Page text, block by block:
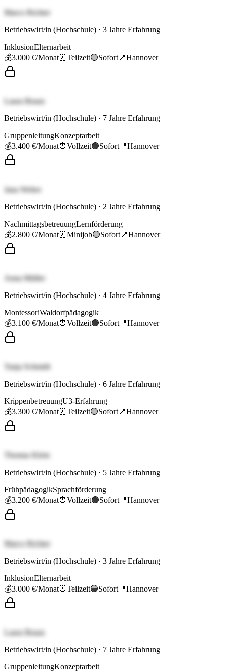
Marco Richter
Betriebswirt/in (Hochschule) · 3 Jahre Erfahrung
InklusionElternarbeit
💰3.000 €/Monat⏰Teilzeit🟢Sofort 📍Hannover
Laura Braun
Betriebswirt/in (Hochschule) · 7 Jahre Erfahrung
GruppenleitungKonzeptarbeit
💰3.400 €/Monat⏰Vollzeit🟢Sofort 📍Hannover
Jana Weber
Betriebswirt/in (Hochschule) · 2 Jahre Erfahrung
NachmittagsbetreuungLernförderung
💰2.800 €/Monat⏰Minijob🟢Sofort 📍Hannover
Anna Müller
Betriebswirt/in (Hochschule) · 4 Jahre Erfahrung
MontessoriWaldorfpädagogik
💰3.100 €/Monat⏰Vollzeit🟢Sofort 📍Hannover
Tanja Schmidt
Betriebswirt/in (Hochschule) · 6 Jahre Erfahrung
KrippenbetreuungU3-Erfahrung
💰3.300 €/Monat⏰Teilzeit🟢Sofort 📍Hannover
Thomas Klein
Betriebswirt/in (Hochschule) · 5 Jahre Erfahrung
FrühpädagogikSprachförderung
💰3.200 €/Monat⏰Vollzeit🟢Sofort 📍Hannover
Marco Richter
Betriebswirt/in (Hochschule) · 3 Jahre Erfahrung
InklusionElternarbeit
💰3.000 €/Monat⏰Teilzeit🟢Sofort 📍Hannover
Laura Braun
Betriebswirt/in (Hochschule) · 7 Jahre Erfahrung
GruppenleitungKonzeptarbeit